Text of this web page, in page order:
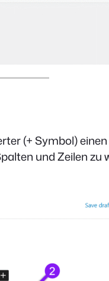
(+ Symbol)
und Zeilen zu